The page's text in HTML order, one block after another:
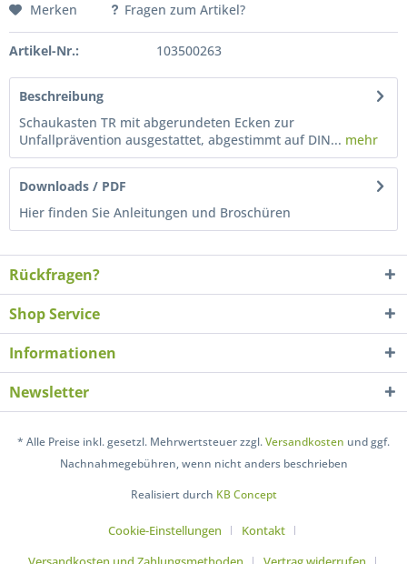
Merken Fragen zum Artikel?
Artikel-Nr.: 103500263
Beschreibung
Schaukasten TR mit abgerundeten Ecken zur
Unfallprävention ausgestattet, abgestimmt auf DIN... mehr
Downloads / PDF
Hier finden Sie Anleitungen und Broschüren
Rückfragen?
Shop Service
Informationen
Newsletter
* Alle Preise inkl. gesetzl. Mehrwertsteuer zzgl.Versandkosten und ggf.
Nachnahmegebühren, wenn nicht anders beschrieben
Realisiert durch KB Concept
Cookie-Einstellungen
Kontakt